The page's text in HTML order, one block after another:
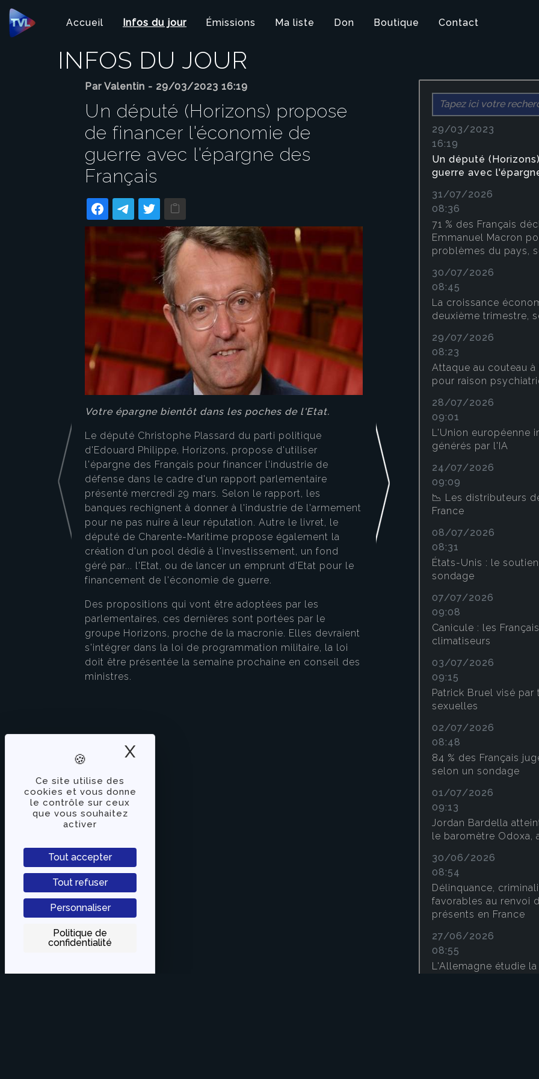
Panneau de gestion des cookies
Ce site utilise des
cookies et vous donne
le contrôle sur ceux
que vous souhaitez
activer
Tout accepter
Tout refuser
Personnaliser
Politique de
confidentialité
X
Accueil Infos du jour Émissions Ma liste Don Boutique Contact
INFOS DU JOUR
Par Valentin - 29/03/2023 16:19
Un député (Horizons) propose
de financer l'économie de
guerre avec l'épargne des
Français
Votre épargne bientôt dans les poches de l'Etat.
Le député Christophe Plassard du parti politique
d'Edouard Philippe, Horizons, propose d'utiliser
l'épargne des Français pour financer l'industrie de
défense dans le cadre d'un rapport parlementaire
présenté mercredi 29 mars. Selon le rapport, les
banques rechignent à donner à l'industrie de l'armement
pour ne pas nuire à leur réputation. Autre le livret, le
député de Charente-Maritime propose également la
création d'un pool dédié à l'investissement, un fond
géré par... l'Etat, ou de lancer un emprunt d'Etat pour le
financement de l'économie de guerre.
Des propositions qui vont être adoptées par les
parlementaires, ces dernières sont portées par le
groupe Horizons, proche de la macronie. Elles devraient
s'intégrer dans la loi de programmation militaire, la loi
doit être présentée la semaine prochaine en conseil des
ministres.
71 % des
pas faire
Emmanuel
face
problèmes
sondage
Selon le dernier
des Français déclarent
Emmanuel Macron
problèmes du pays,
cote de confiance à 24
le début de l’année).
principalement portée
les 18-25 ans, tandis
des électeurs de Jean-
Pen. Le Premier
également 24 % de
progresse auprès de
Bardella et Marine Le
politiques bénéficiant
Français, tandis que
Le Figaro
29/03/2023
16:19
Un député
guerre avec
31/07/2026
08:36
71 % des Français
Emmanuel Macron
problèmes du pays,
30/07/2026
08:45
La croissance
deuxième trimestre,
29/07/2026
08:23
Attaque au couteau
pour raison
28/07/2026
09:01
L'Union européenne
générés par l'IA
24/07/2026
09:09
📉 Les distributeurs
France
08/07/2026
08:31
États-Unis : le
sondage
07/07/2026
09:08
Canicule : les
climatiseurs
03/07/2026
09:15
Patrick Bruel visé
sexuelles
02/07/2026
08:48
84 % des Français
selon un sondage
01/07/2026
09:13
Jordan Bardella
le baromètre Odoxa,
30/06/2026
08:54
Délinquance,
favorables au renvoi
présents en France
27/06/2026
08:55
L'Allemagne étudie